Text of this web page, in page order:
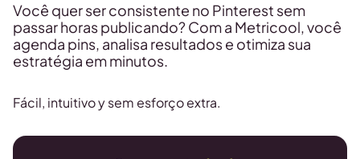
Você quer ser consistente no Pinterest sem
passar horas publicando? Com a Metricool, você
agenda pins, analisa resultados e otimiza sua
estratégia em minutos.
Fácil, intuitivo y sem esforço extra.